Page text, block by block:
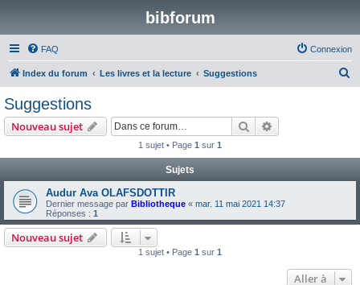
bibforum
FAQ Connexion
Index du forum Les livres et la lecture Suggestions
e
Suggestions
Nouveau sujet Rechercher
1 sujet • Page 1 sur 1
Sujets
Audur Ava OLAFSDOTTIR
Dernier message par Bibliotheque « mar. 11 mai 2021 14:37
Réponses : 1
Nouveau sujet
1 sujet • Page 1 sur 1
Aller à